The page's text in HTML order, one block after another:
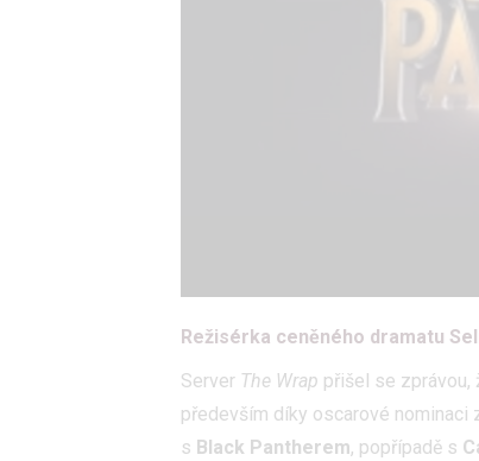
Režisérka ceněného dramatu
Server The Wrap přišel se zprávou,
především díky oscarové nominaci
s Black Pantherem, popřípadě s